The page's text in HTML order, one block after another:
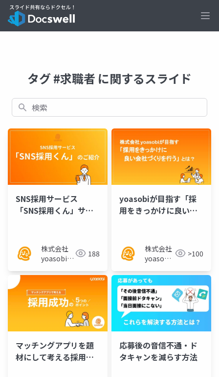
タグ #求職者 に関するスライド
検索
SNS採用サービス
「SNS採用くん」サー
株式会社
yoasobi／
様
188
yoasobiが目指す「採
用をきっかけに良い会
株式会社
yoasobi
ナー様
>100
マッチングアプリを題
材にして考える採用成
応募後の音信不通・ド
タキャンを減らす方法